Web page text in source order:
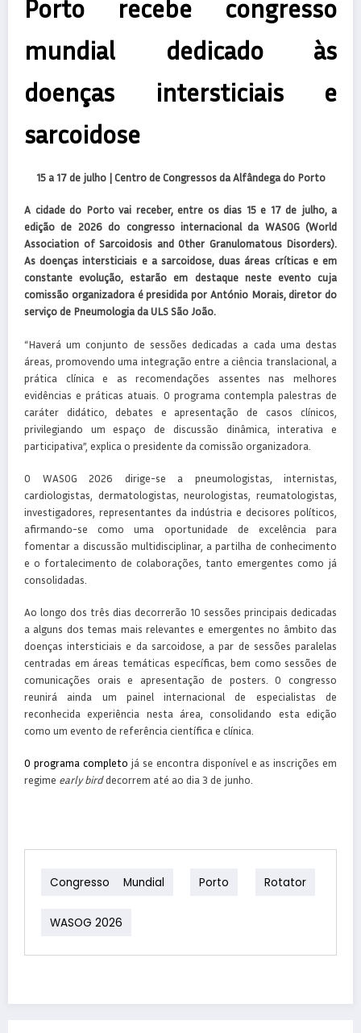
Porto recebe congresso
mundial dedicado às
doenças intersticiais e
sarcoidose
15 a 17 de julho | Centro de Congressos da Alfândega do Porto
A cidade do Porto vai receber, entre os dias 15 e 17 de julho, a
edição de 2026 do congresso internacional da WASOG (World
Association of Sarcoidosis and Other Granulomatous Disorders).
As doenças intersticiais e a sarcoidose, duas áreas críticas e em
constante evolução, estarão em destaque neste evento cuja
comissão organizadora é presidida por António Morais, diretor do
serviço de Pneumologia da ULS São João.
“Haverá um conjunto de sessões dedicadas a cada uma destas
áreas, promovendo uma integração entre a ciência translacional, a
prática clínica e as recomendações assentes nas melhores
evidências e práticas atuais. O programa contempla palestras de
caráter didático, debates e apresentação de casos clínicos,
privilegiando um espaço de discussão dinâmica, interativa e
participativa”, explica o presidente da comissão organizadora.
O WASOG 2026 dirige-se a pneumologistas, internistas,
cardiologistas, dermatologistas, neurologistas, reumatologistas,
investigadores, representantes da indústria e decisores políticos,
afirmando-se como uma oportunidade de excelência para
fomentar a discussão multidisciplinar, a partilha de conhecimento
e o fortalecimento de colaborações, tanto emergentes como já
consolidadas.
Ao longo dos três dias decorrerão 10 sessões principais dedicadas
a alguns dos temas mais relevantes e emergentes no âmbito das
doenças intersticiais e da sarcoidose, a par de sessões paralelas
centradas em áreas temáticas específicas, bem como sessões de
comunicações orais e apresentação de posters. O congresso
reunirá ainda um painel internacional de especialistas de
reconhecida experiência nesta área, consolidando esta edição
como um evento de referência científica e clínica.
O programa completo já se encontra disponível e as inscrições em
regime early birddecorrem até ao dia 3 de junho.
Congresso Mundial Porto Rotator
WASOG 2026